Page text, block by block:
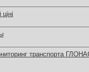
транспорта